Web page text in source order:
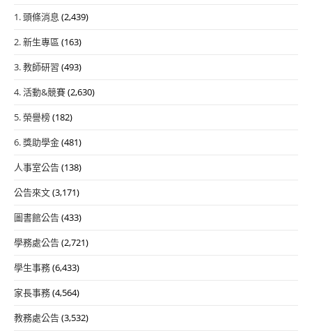
1. 頭條消息 (2,439)
2. 新生專區 (163)
3. 教師研習 (493)
4. 活動&競賽(2,630)
5. 榮譽榜(182)
6. 獎助學金(481)
人事室公告(138)
公告來文(3,171)
圖書館公告(433)
學務處公告(2,721)
學生事務(6,433)
家長事務(4,564)
教務處公告(3,532)